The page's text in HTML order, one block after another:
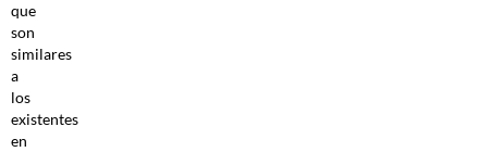
que
son
similares
a
los
existentes
en